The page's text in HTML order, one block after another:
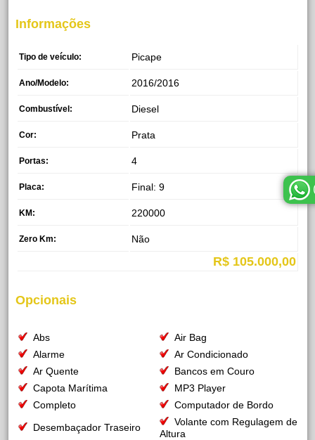
Informações
Tipo de veículo: Picape
Ano/Modelo: 2016/2016
Combustível: Diesel
Cor: Prata
Portas: 4
Placa: Final: 9
KM: 220000
Zero Km: Não
R$ 105.000,00
Opcionais
Abs
Air Bag
Alarme
Ar Condicionado
Ar Quente
Bancos em Couro
Capota Marítima
MP3 Player
Completo
Computador de Bordo
Desembaçador Traseiro
Volante com Regulagem de
Altura